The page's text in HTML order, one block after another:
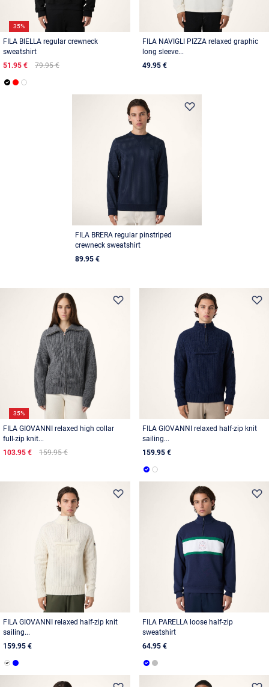
35%
FILA BIELLA regular crewneck
sweatshirt
51.95 €
79.95 €
FILA NAVIGLI PIZZA relaxed graphic
long sleeve...
49.95 €
FILA BRERA regular pinstriped
crewneck sweatshirt
89.95 €
35%
FILA GIOVANNI relaxed high collar
full-zip knit...
103.95 €
159.95 €
FILA GIOVANNI relaxed half-zip knit
sailing...
159.95 €
FILA GIOVANNI relaxed half-zip knit
sailing...
159.95 €
FILA PARELLA loose half-zip
sweatshirt
64.95 €